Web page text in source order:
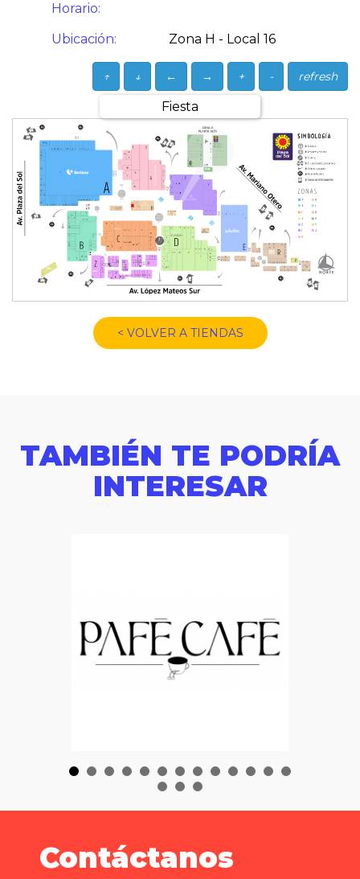
Horario:
Ubicación:
Zona H - Local 16
refresh
-
+
→
←
↓
↑
Fiesta
< VOLVER A TIENDAS
TAMBIÉN TE PODRÍA
INTERESAR
Contáctanos